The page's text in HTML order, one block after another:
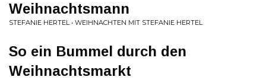
Weihnachtsmann
STEFANIE HERTEL • WEIHNACHTEN MIT STEFANIE HERTEL
So ein Bummel durch den
Weihnachtsmarkt